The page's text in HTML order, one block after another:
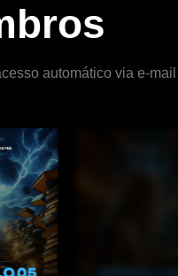
automático via e-